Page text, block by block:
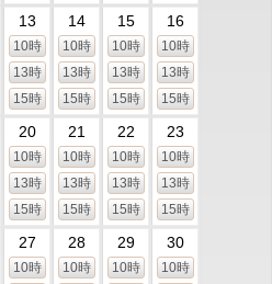
13
10時
13時
15時
14
10時
13時
15時
15
10時
13時
15時
16
10時
13時
15時
20
10時
13時
15時
21
10時
13時
15時
22
10時
13時
15時
23
10時
13時
15時
27
10時
28
10時
29
10時
30
10時